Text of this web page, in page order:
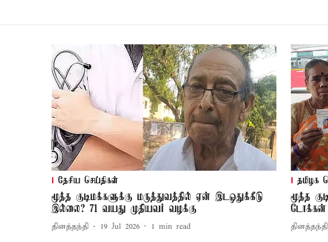
தேசிய செய்திகள்
மூத்த குடிமக்களுக்கு மருத்துவத்தில் ஏன் இடஒதுக்கீடு
இல்லை? 71 வயது முதியவர் வழக்கு
தினத்தந்தி 19 Jul 2026 1 min read
தமிழக
மூத்த
டோக்கன்
தினத்தந்தி